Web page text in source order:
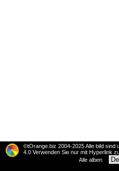
©tOrange.biz 2004-2025 Alle bild
4.0 Verwenden Sie nur mit Hyperlink
Alle alben